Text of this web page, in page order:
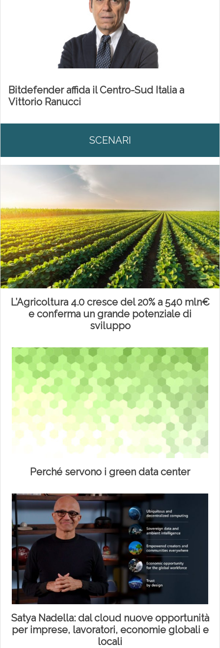
Bitdefender affida il Centro-Sud Italia a
Vittorio Ranucci
SCENARI
L’Agricoltura 4.0 cresce del 20% a 540 mln€
e conferma un grande potenziale di
sviluppo
Perché servono i green data center
Satya Nadella: dal cloud nuove opportunità
per imprese, lavoratori, economie globali e
locali